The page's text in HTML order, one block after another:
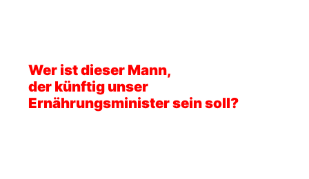
Wer ist dieser Mann,
der künftig unser
Ernährungsminister sein soll?